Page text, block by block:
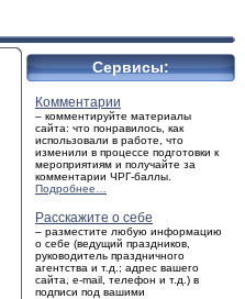
Сервисы:
Комментарии
– комментируйте материалы
сайта: что понравилось, как
использовали в работе, что
изменили в процессе подготовки к
мероприятиям и получайте за
комментарии ЧРГ-баллы.
Подробнее…
Расскажите о себе
– разместите любую информацию
о себе (ведущий праздников,
руководитель праздничного
агентства и т.д.; адрес вашего
сайта, e-mail, телефон и т.д.) в
подписи под вашими